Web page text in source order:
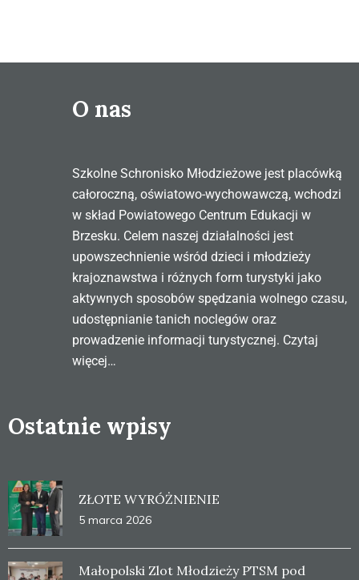
O nas
Szkolne Schronisko Młodzieżowe jest placówką
całoroczną, oświatowo-wychowawczą, wchodzi
w skład Powiatowego Centrum Edukacji w
Brzesku. Celem naszej działalności jest
upowszechnienie wśród dzieci i młodzieży
krajoznawstwa i różnych form turystyki jako
aktywnych sposobów spędzania wolnego czasu,
udostępnianie tanich noclegów oraz
prowadzenie informacji turystycznej. Czytaj
więcej…
Ostatnie wpisy
ZŁOTE WYRÓŻNIENIE
5 marca 2026
Małopolski Zlot Młodzieży PTSM pod